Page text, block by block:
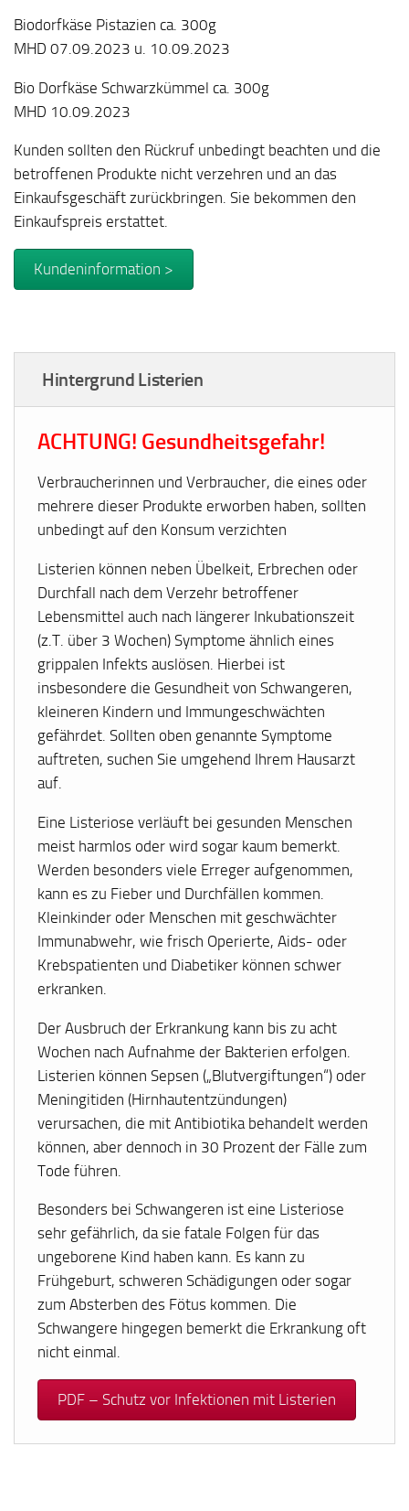
Biodorfkäse Pistazien ca. 300g
MHD 07.09.2023 u. 10.09.2023
Bio Dorfkäse Schwarzkümmel ca. 300g
MHD 10.09.2023
Kunden sollten den Rückruf unbedingt beachten und die
betroffenen Produkte nicht verzehren und an das
Einkaufsgeschäft zurückbringen. Sie bekommen den
Einkaufspreis erstattet.
Kundeninformation >
Hintergrund Listerien
ACHTUNG! Gesundheitsgefahr!
Verbraucherinnen und Verbraucher, die eines oder
mehrere dieser Produkte erworben haben, sollten
unbedingt auf den Konsum verzichten
Listerien können neben Übelkeit, Erbrechen oder
Durchfall nach dem Verzehr betroffener
Lebensmittel auch nach längerer Inkubationszeit
(z.T. über 3 Wochen) Symptome ähnlich eines
grippalen Infekts auslösen. Hierbei ist
insbesondere die Gesundheit von Schwangeren,
kleineren Kindern und Immungeschwächten
gefährdet. Sollten oben genannte Symptome
auftreten, suchen Sie umgehend Ihrem Hausarzt
auf.
Eine Listeriose verläuft bei gesunden Menschen
meist harmlos oder wird sogar kaum bemerkt.
Werden besonders viele Erreger aufgenommen,
kann es zu Fieber und Durchfällen kommen.
Kleinkinder oder Menschen mit geschwächter
Immunabwehr, wie frisch Operierte, Aids- oder
Krebspatienten und Diabetiker können schwer
erkranken.
Der Ausbruch der Erkrankung kann bis zu acht
Wochen nach Aufnahme der Bakterien erfolgen.
Listerien können Sepsen („Blutvergiftungen“) oder
Meningitiden (Hirnhautentzündungen)
verursachen, die mit Antibiotika behandelt werden
können, aber dennoch in 30 Prozent der Fälle zum
Tode führen.
Besonders bei Schwangeren ist eine Listeriose
sehr gefährlich, da sie fatale Folgen für das
ungeborene Kind haben kann. Es kann zu
Frühgeburt, schweren Schädigungen oder sogar
zum Absterben des Fötus kommen. Die
Schwangere hingegen bemerkt die Erkrankung oft
nicht einmal.
PDF – Schutz vor Infektionen mit Listerien